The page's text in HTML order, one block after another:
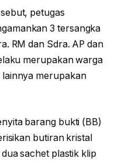
petugas
3 tersangka
RM dan Sdra. AP dan
merupakan warga
lainnya merupakan
barang bukti (BB)
butiran kristal
sachet plastik klip